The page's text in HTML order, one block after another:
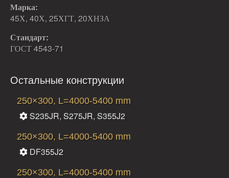
Марка:
45Х, 40Х, 25ХГТ, 20ХНЗА
Стандарт:
ГОСТ 4543-71
Остальные конструкции
250×300, L=4000-5400 mm
S235JR, S275JR, S355J2
250×300, L=4000-5400 mm
DF355J2
250×300, L=4000-5400 mm